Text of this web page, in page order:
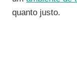
quanto justo.